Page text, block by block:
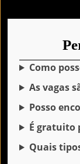
Como
As vagas
Posso
É gratuito
Quais